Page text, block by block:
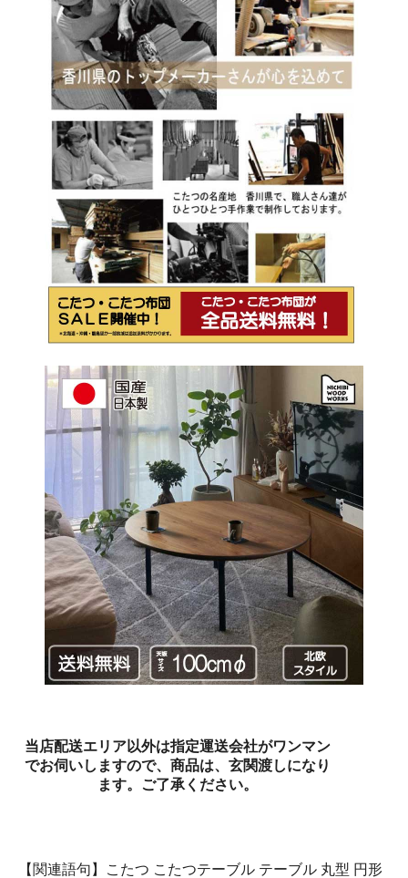
当店配送エリア以外は指定運送会社がワンマン
でお伺いしますので、商品は、玄関渡しになり
ます。ご了承ください。
【関連語句】こたつ こたつテーブル テーブル 丸型 円形